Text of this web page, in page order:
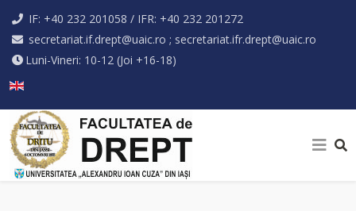
IF: +40 232 201058 / IFR: +40 232 201272
secretariat.if.drept@uaic.ro ; secretariat.ifr.drept@uaic.ro
Luni-Vineri: 10-12 (Joi +16-18)